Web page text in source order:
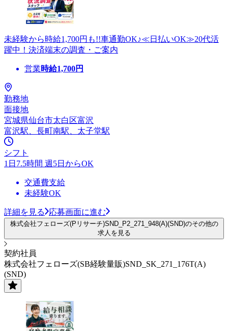
未経験から時給1,700円も!!車通勤OK♪≪日払いOK≫20代活
躍中！決済端末の調査・ご案内
営業時給1,700円
勤務地
面接地
宮城県仙台市太白区富沢
富沢駅、長町南駅、太子堂駅
シフト
1日7.5時間 週5日からOK
交通費支給
未経験OK
詳細を見る 応募画面に進む
株式会社フェローズ(Pリサーチ)SND_P2_271_948(A)(SND)のその他の
求人を見る
契約社員
株式会社フェローズ(SB経験量販)SND_SK_271_176T(A)
(SND)